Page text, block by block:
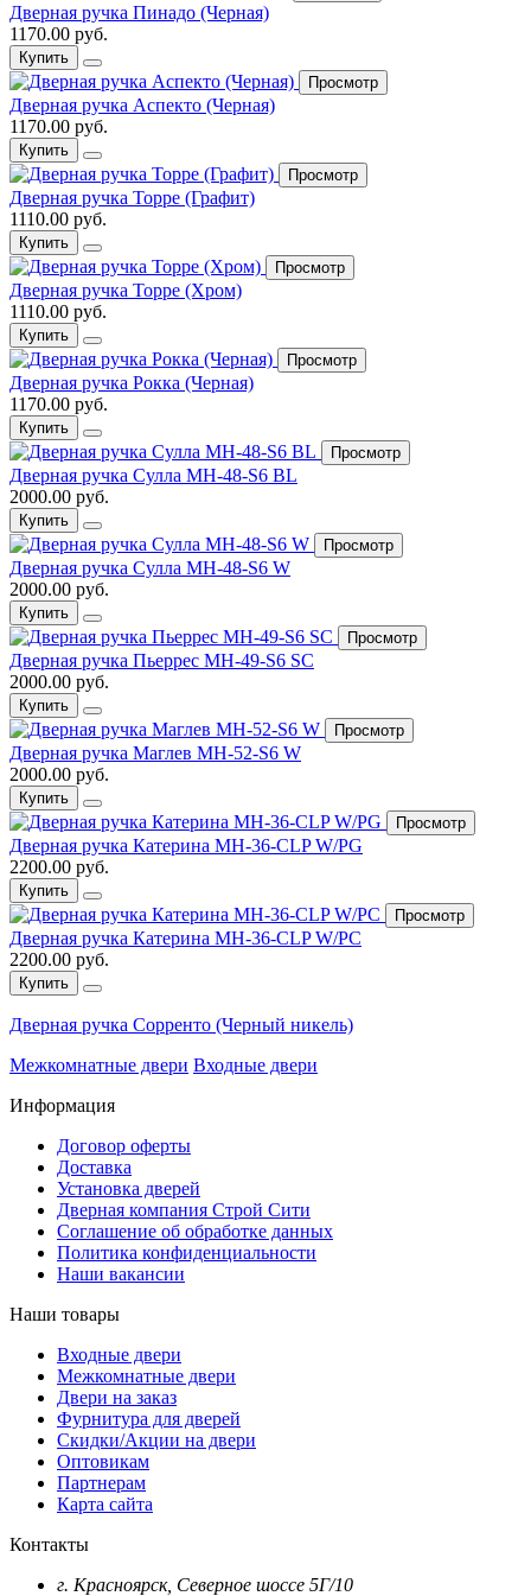
Дверная ручка Пинадо (Черная)
1170.00 руб.
Купить
Просмотр
Дверная ручка Аспекто (Черная)
1170.00 руб.
Купить
Просмотр
Дверная ручка Торре (Графит)
1110.00 руб.
Купить
Просмотр
Дверная ручка Торре (Хром)
1110.00 руб.
Купить
Просмотр
Дверная ручка Рокка (Черная)
1170.00 руб.
Купить
Просмотр
Дверная ручка Сулла MH-48-S6 BL
2000.00 руб.
Купить
Просмотр
Дверная ручка Сулла MH-48-S6 W
2000.00 руб.
Купить
Просмотр
Дверная ручка Пьеррес MH-49-S6 SC
2000.00 руб.
Купить
Просмотр
Дверная ручка Маглев MH-52-S6 W
2000.00 руб.
Купить
Просмотр
Дверная ручка Катерина MH-36-CLP W/PG
2200.00 руб.
Купить
Просмотр
Дверная ручка Катерина MH-36-CLP W/PC
2200.00 руб.
Купить
Дверная ручка Сорренто (Черный никель)
Межкомнатные двери Входные двери
Информация
Договор оферты
Доставка
Установка дверей
Дверная компания Строй Сити
Соглашение об обработке данных
Политика конфиденциальности
Наши вакансии
Наши товары
Входные двери
Межкомнатные двери
Двери на заказ
Фурнитура для дверей
Скидки/Акции на двери
Оптовикам
Партнерам
Карта сайта
Контакты
г. Красноярск, Северное шоссе 5Г/10